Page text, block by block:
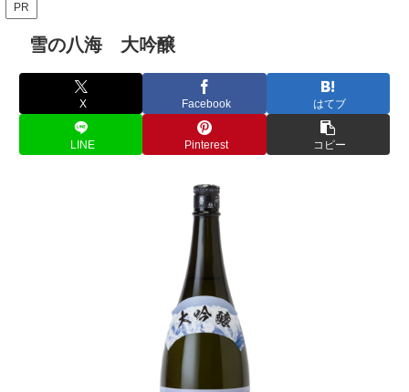
PR
雪の八海 大吟醸
X Facebook はてブ
LINE Pinterest コピー